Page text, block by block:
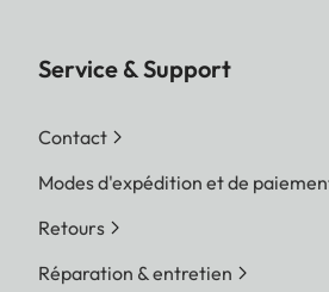
Service & Support
Contact
Modes d'expédition et de
Retours
Réparation & entretien